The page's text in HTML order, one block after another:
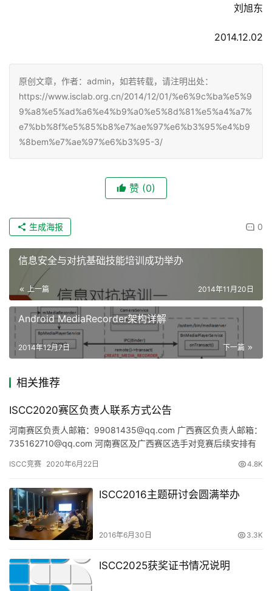
刘旭东
2014.12.02
原创文章，作者：admin，如若转载，请注明出处：
https://www.isclab.org.cn/2014/12/01/%e6%9c%ba%e5%9
9%a8%e5%ad%a6%e4%b9%a0%e5%8d%81%e5%a4%a7%
e7%bb%8f%e5%85%b8%e7%ae%97%e6%b3%95%e4%b9
%8bem%e7%ae%97%e6%b3%95-3/
赞 (0)
0
生成海报
信息安全与对抗基础技能培训成功举办
上一篇 2014年11月20日
Android MediaRecorder架构详解
下一篇
2014年12月7日
相关推荐
ISCC2020赛区负责人联系方式公告
河南赛区负责人邮箱：99081435@qq.com 广西赛区负责人邮箱：
735162710@qq.com 河南赛区及广西赛区选手对竞赛后续安排有
ISCC竞赛 2020年6月22日 4.8K
ISCC2016主题研讨会圆满举办
2016年6月30日 3.3K
ISCC2025获奖证书情况说明